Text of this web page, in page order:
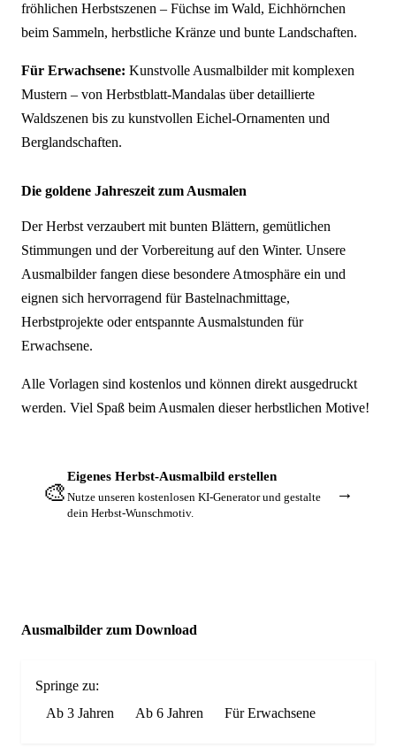
fröhlichen Herbstszenen – Füchse im Wald, Eichhörnchen
beim Sammeln, herbstliche Kränze und bunte Landschaften.
Für Erwachsene: Kunstvolle Ausmalbilder mit komplexen
Mustern – von Herbstblatt-Mandalas über detaillierte
Waldszenen bis zu kunstvollen Eichel-Ornamenten und
Berglandschaften.
Die goldene Jahreszeit zum Ausmalen
Der Herbst verzaubert mit bunten Blättern, gemütlichen
Stimmungen und der Vorbereitung auf den Winter. Unsere
Ausmalbilder fangen diese besondere Atmosphäre ein und
eignen sich hervorragend für Bastelnachmittage,
Herbstprojekte oder entspannte Ausmalstunden für
Erwachsene.
Alle Vorlagen sind kostenlos und können direkt ausgedruckt
werden. Viel Spaß beim Ausmalen dieser herbstlichen Motive!
🎨
Eigenes Herbst-Ausmalbild erstellen
Nutze unseren kostenlosen KI-Generator und gestalte
dein Herbst-Wunschmotiv.
→
Ausmalbilder zum Download
Springe zu:
Ab 3 Jahren
Ab 6 Jahren Für Erwachsene